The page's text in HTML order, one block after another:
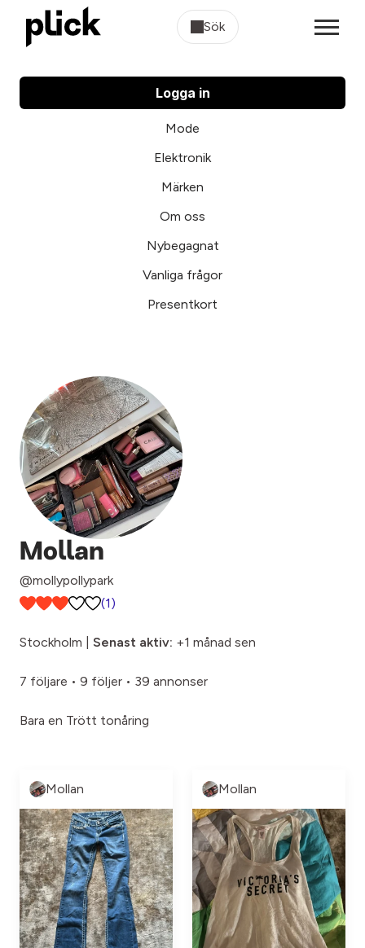
Sök
Logga in
Mode
Elektronik
Märken
Om oss
Nybegagnat
Vanliga frågor
Presentkort
Mollan
@mollypollypark
(1)
Stockholm | Senast aktiv: +1 månad sen
7 följare • 9 följer • 39 annonser
Bara en Trött tonåring
Mollan Mollan